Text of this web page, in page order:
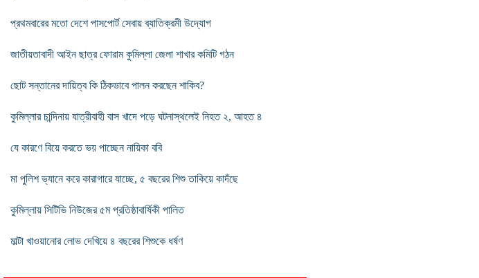
প্রথমবারের মতো দেশে পাসপোর্ট সেবায় ব্যাতিক্রমী উদ্যোগ
জাতীয়তাবাদী আইন ছাত্র ফোরাম কুমিল্লা জেলা শাখার কমিটি গঠন
ছোট সন্তানের দায়িত্ব কি ঠিকভাবে পালন করছেন শাকিব?
কুমিল্লার চান্দিনায় যাত্রীবাহী বাস খাদে পড়ে ঘটনাস্থলেই নিহত ২, আহত ৪
যে কারণে বিয়ে করতে ভয় পাচ্ছেন নায়িকা ববি
মা পুলিশ ভ্যানে করে কারাগারে যাচ্ছে, ৫ বছরের শিশু তাকিয়ে কাদঁছে
কুমিল্লায় সিটিভি নিউজের ৫ম প্রতিষ্ঠাবার্ষিকী পালিত
মাল্টা খাওয়ানোর লোভ দেখিয়ে ৪ বছরের শিশুকে ধর্ষণ